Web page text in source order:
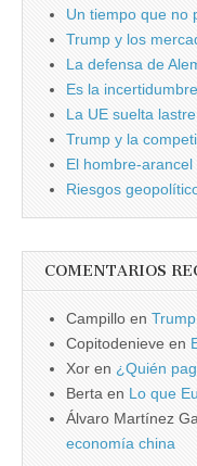
Un tiempo que no
Trump y los
La defensa de
Es la
La UE suelta
Trump y la
El hombre-arancel
Riesgos
COMENTARIOS
Campillo en
Copitodenieve en
Xor en ¿Quién
Berta en Lo que
Álvaro Martínez
economía china